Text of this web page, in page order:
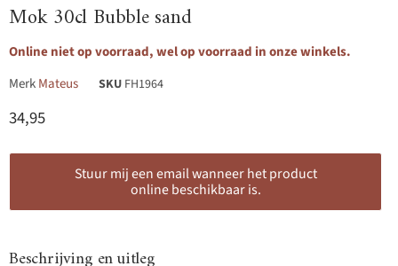
Mok 30cl Bubble sand
Online niet op voorraad, wel op voorraad in onze winkels.
MerkMateus SKU FH1964
Huidige prijs
34,95
Stuur mij een email wanneer het product
online beschikbaar is.
Beschrijving en uitleg